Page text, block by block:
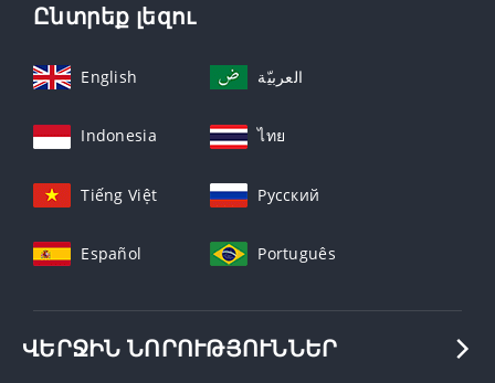
Ընտրեք լեզու
English العربيّة
Indonesia ไทย
Tiếng Việt Русский
Español Português
ՎԵՐՋԻՆ ՆՈՐՈՒԹՅՈՒՆՆԵՐ